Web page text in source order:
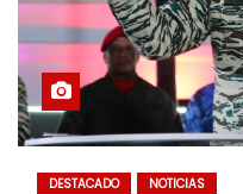
DESTACADO NOTICIAS